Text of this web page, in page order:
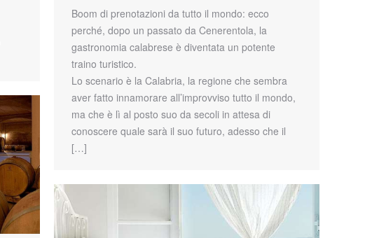
Boom di prenotazioni da tutto il mondo: ecco
perché, dopo un passato da Cenerentola, la
gastronomia calabrese è diventata un potente
traino turistico.
Lo scenario è la Calabria, la regione che sembra
aver fatto innamorare all’improvviso tutto il mondo,
ma che è lì al posto suo da secoli in attesa di
conoscere quale sarà il suo futuro, adesso che il
[…]